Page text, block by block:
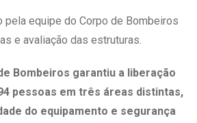
equipe do Corpo de Bombeiros
e avaliação das estruturas.
Bombeiros garantiu a liberação
pessoas em três áreas distintas,
do equipamento e segurança